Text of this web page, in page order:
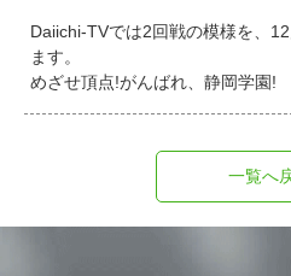
Daiichi-TVでは2回戦の模様を、
ます。
めざせ頂点!がんばれ、静岡学園!
一覧へ